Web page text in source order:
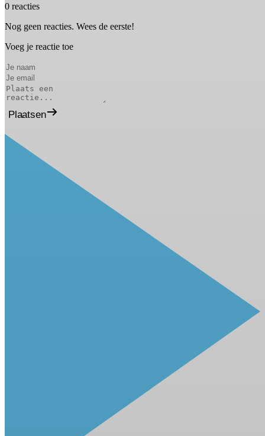
0 reacties
Nog geen reacties. Wees de eerste!
Voeg je reactie toe
Plaatsen